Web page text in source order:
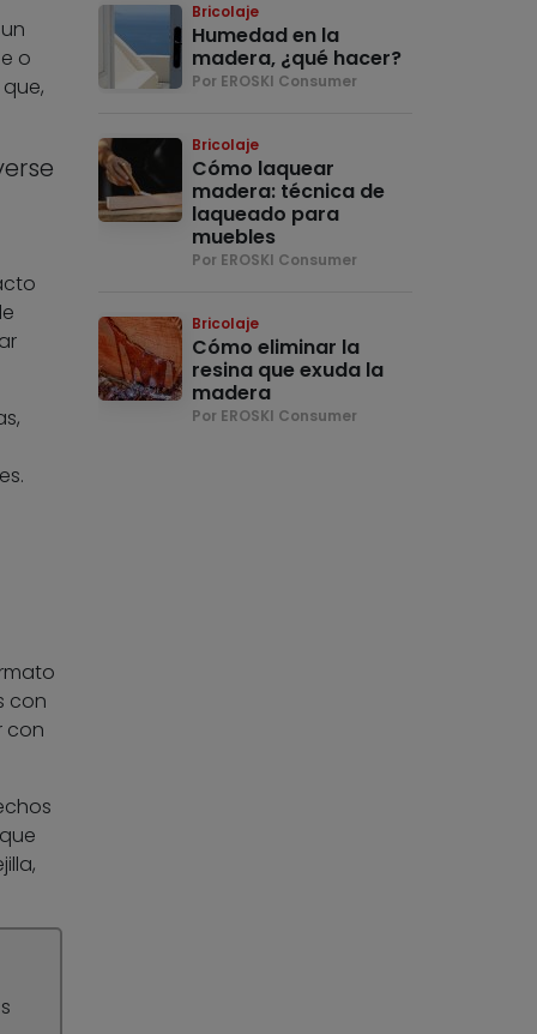
o
con
con
Bricolaje
Humedad en la
madera, ¿qué hacer?
Por EROSKI Consumer
Bricolaje
Cómo laquear
madera: técnica de
laqueado para
muebles
Por EROSKI Consumer
Bricolaje
Cómo eliminar la
resina que exuda la
madera
Por EROSKI Consumer